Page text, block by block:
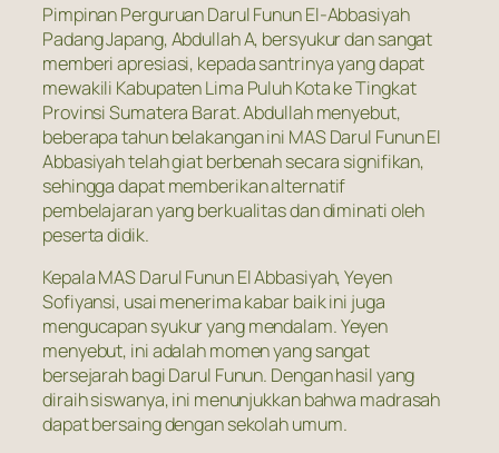
Pimpinan Perguruan Darul Funun El-Abbasiyah
Padang Japang, Abdullah A, bersyukur dan sangat
memberi apresiasi, kepada santrinya yang dapat
mewakili Kabupaten Lima Puluh Kota ke Tingkat
Provinsi Sumatera Barat. Abdullah menyebut,
beberapa tahun belakangan ini MAS Darul Funun El
Abbasiyah telah giat berbenah secara signifikan,
sehingga dapat memberikan alternatif
pembelajaran yang berkualitas dan diminati oleh
peserta didik.
Kepala MAS Darul Funun El Abbasiyah, Yeyen
Sofiyansi, usai menerima kabar baik ini juga
mengucapan syukur yang mendalam. Yeyen
menyebut, ini adalah momen yang sangat
bersejarah bagi Darul Funun. Dengan hasil yang
diraih siswanya, ini menunjukkan bahwa madrasah
dapat bersaing dengan sekolah umum.